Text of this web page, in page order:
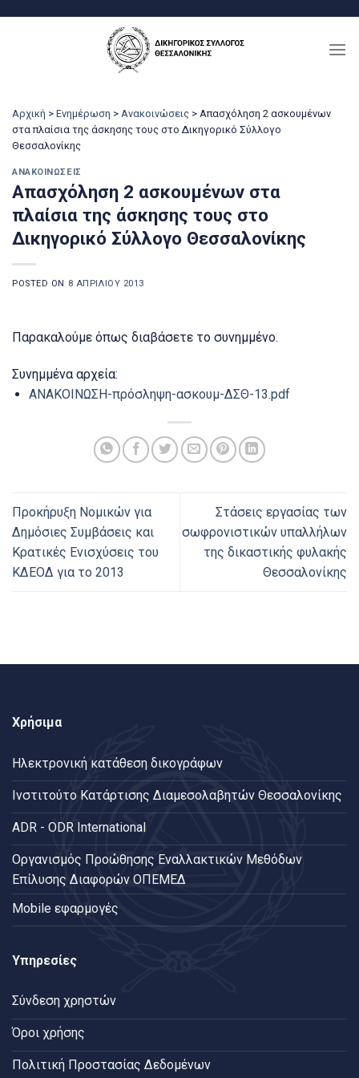
Αρχική > Ενημέρωση > Ανακοινώσεις > Απασχόληση 2 ασκουμένων
στα πλαίσια της άσκησης τους στο Δικηγορικό Σύλλογο
Θεσσαλονίκης
ΑΝΑΚΟΙΝΏΣΕΙΣ
Απασχόληση 2 ασκουμένων στα
πλαίσια της άσκησης τους στο
Δικηγορικό Σύλλογο Θεσσαλονίκης
POSTED ON 8 ΑΠΡΙΛΊΟΥ 2013
Παρακαλούμε όπως διαβάσετε το συνημμένο.
Συνημμένα αρχεία:
ΑΝΑΚΟΙΝΩΣΗ-πρόσληψη-ασκουμ-ΔΣΘ-13.pdf
Προκήρυξη Νομικών για
Δημόσιες Συμβάσεις και
Κρατικές Ενισχύσεις του
ΚΔΕΟΔ για το 2013
Στάσεις εργασίας των
σωφρονιστικών υπαλλήλων
της δικαστικής φυλακής
Θεσσαλονίκης
Χρήσιμα
Ηλεκτρονική κατάθεση δικογράφων
Ινστιτούτο Κατάρτισης Διαμεσολαβητών Θεσσαλονίκης
ADR - ODR International
Oργανισμός Προώθησης Εναλλακτικών Μεθόδων
Επίλυσης Διαφορών ΟΠΕΜΕΔ
Mobile εφαρμογές
Υπηρεσίες
Σύνδεση χρηστών
Όροι χρήσης
Πολιτική Προστασίας Δεδομένων